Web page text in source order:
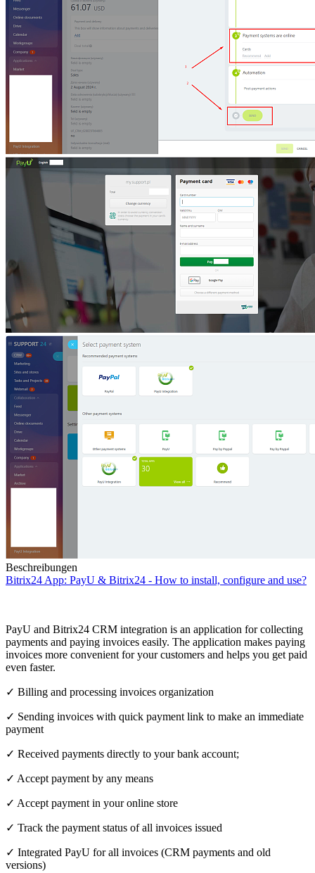
Beschreibungen
Bitrix24 App: PayU & Bitrix24 - How to install, configure and use?
PayU and Bitrix24 CRM integration is an application for collecting
payments and paying invoices easily. The application makes paying
invoices more convenient for your customers and helps you get paid
even faster.
✓ Billing and processing invoices organization
✓ Sending invoices with quick payment link to make an immediate
payment
✓ Received payments directly to your bank account;
✓ Accept payment by any means
✓ Accept payment in your online store
✓ Track the payment status of all invoices issued
✓ Integrated PayU for all invoices (CRM payments and old
versions)